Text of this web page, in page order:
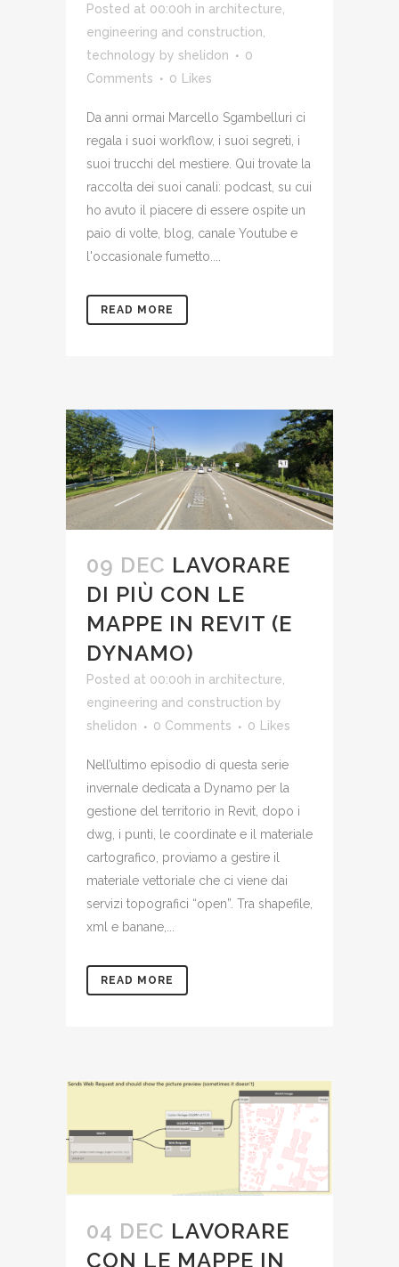
Posted at 00:00h in architecture,
engineering and construction
technology by shelidon
0
Comments
0 Likes
Da anni ormai Marcello Sgambelluri ci
regala i suoi workflow, i suoi segreti, i
suoi trucchi del mestiere. Qui trovate la
raccolta dei suoi canali: podcast, su cui
ho avuto il piacere di essere ospite un
paio di volte, blog, canale Youtube e
l'occasionale fumetto....
READ MORE
09 DEC LAVORARE
DI PIÙ CON LE
MAPPE IN REVIT (E
DYNAMO)
Posted at 00:00h in architecture,
engineering and construction by
shelidon
0 Comments 0 Likes
Nell’ultimo episodio di questa serie
invernale dedicata a Dynamo per la
gestione del territorio in Revit, dopo i
dwg, i punti, le coordinate e il materiale
cartografico, proviamo a gestire il
materiale vettoriale che ci viene dai
servizi topografici “open”. Tra shapefile,
xml e banane,...
READ MORE
04 DEC LAVORARE
CON LE MAPPE IN